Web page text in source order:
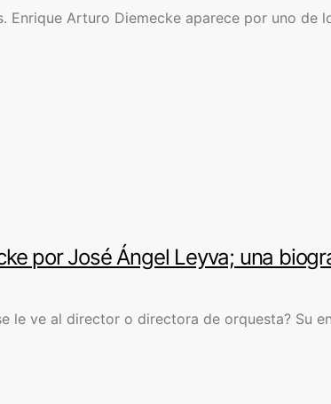
Arturo Diemecke aparece por uno de
por José Ángel Leyva; una
le ve al director o directora de orquesta? Su